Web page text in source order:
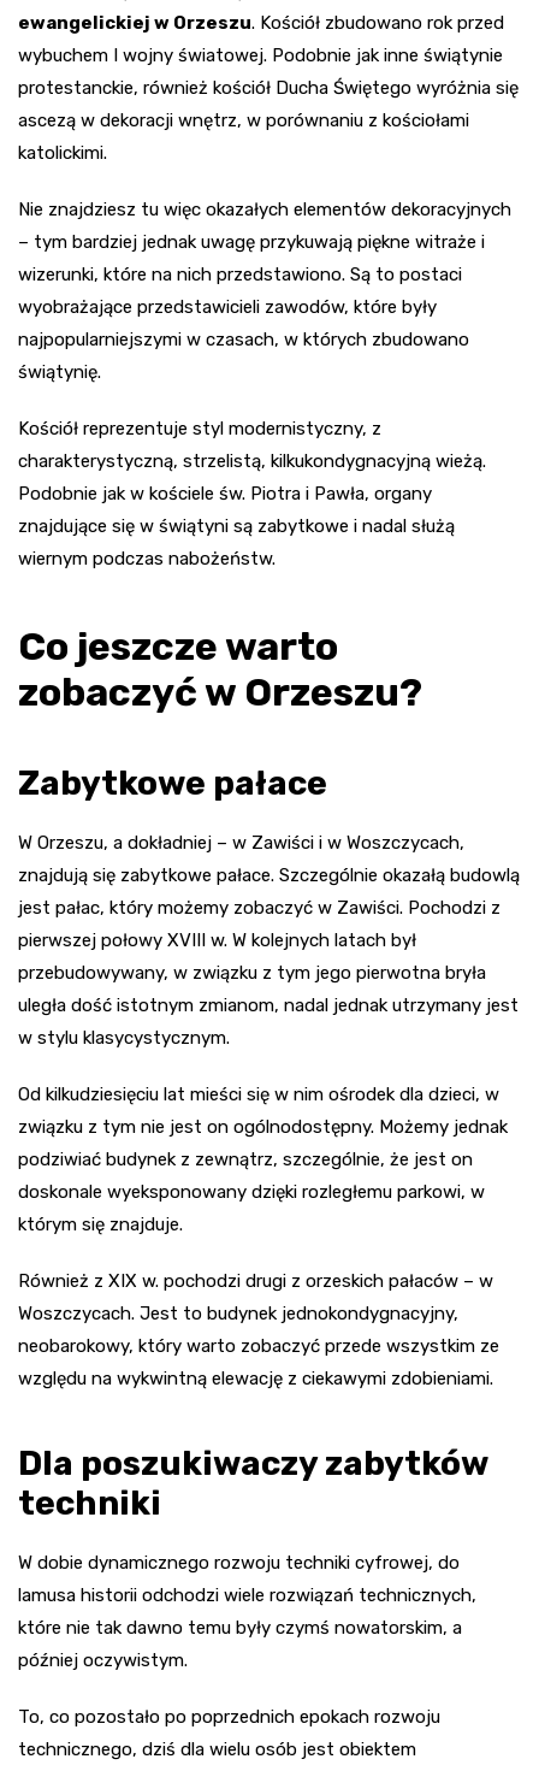
ewangelickiej w Orzeszu. Kościół zbudowano rok przed
wybuchem I wojny światowej. Podobnie jak inne świątynie
protestanckie, również kościół Ducha Świętego wyróżnia się
ascezą w dekoracji wnętrz, w porównaniu z kościołami
katolickimi.
Nie znajdziesz tu więc okazałych elementów dekoracyjnych
– tym bardziej jednak uwagę przykuwają piękne witraże i
wizerunki, które na nich przedstawiono. Są to postaci
wyobrażające przedstawicieli zawodów, które były
najpopularniejszymi w czasach, w których zbudowano
świątynię.
Kościół reprezentuje styl modernistyczny, z
charakterystyczną, strzelistą, kilkukondygnacyjną wieżą.
Podobnie jak w kościele św. Piotra i Pawła, organy
znajdujące się w świątyni są zabytkowe i nadal służą
wiernym podczas nabożeństw.
Co jeszcze warto
zobaczyć w Orzeszu?
Zabytkowe pałace
W Orzeszu, a dokładniej – w Zawiści i w Woszczycach,
znajdują się zabytkowe pałace. Szczególnie okazałą budowlą
jest pałac, który możemy zobaczyć w Zawiści. Pochodzi z
pierwszej połowy XVIII w. W kolejnych latach był
przebudowywany, w związku z tym jego pierwotna bryła
uległa dość istotnym zmianom, nadal jednak utrzymany jest
w stylu klasycystycznym.
Od kilkudziesięciu lat mieści się w nim ośrodek dla dzieci, w
związku z tym nie jest on ogólnodostępny. Możemy jednak
podziwiać budynek z zewnątrz, szczególnie, że jest on
doskonale wyeksponowany dzięki rozległemu parkowi, w
którym się znajduje.
Również z XIX w. pochodzi drugi z orzeskich pałaców – w
Woszczycach. Jest to budynek jednokondygnacyjny,
neobarokowy, który warto zobaczyć przede wszystkim ze
względu na wykwintną elewację z ciekawymi zdobieniami.
Dla poszukiwaczy zabytków
techniki
W dobie dynamicznego rozwoju techniki cyfrowej, do
lamusa historii odchodzi wiele rozwiązań technicznych,
które nie tak dawno temu były czymś nowatorskim, a
później oczywistym.
To, co pozostało po poprzednich epokach rozwoju
technicznego, dziś dla wielu osób jest obiektem